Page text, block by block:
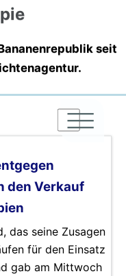
seit
|
|
|
den Verkauf
das seine Zusagen
für den Einsatz
gab am Mittwoch